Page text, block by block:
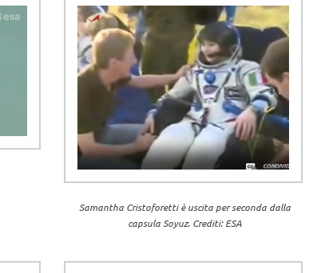
Samantha Cristoforetti è uscita per seconda dalla
capsula Soyuz. Crediti: ESA